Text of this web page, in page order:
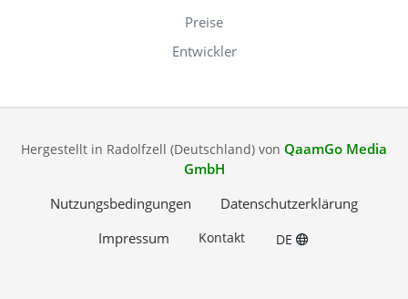
Preise
Entwickler
Hergestellt in Radolfzell (Deutschland) von QaamGo Media
GmbH
Nutzungsbedingungen
Datenschutzerklärung
Impressum
Kontakt DE